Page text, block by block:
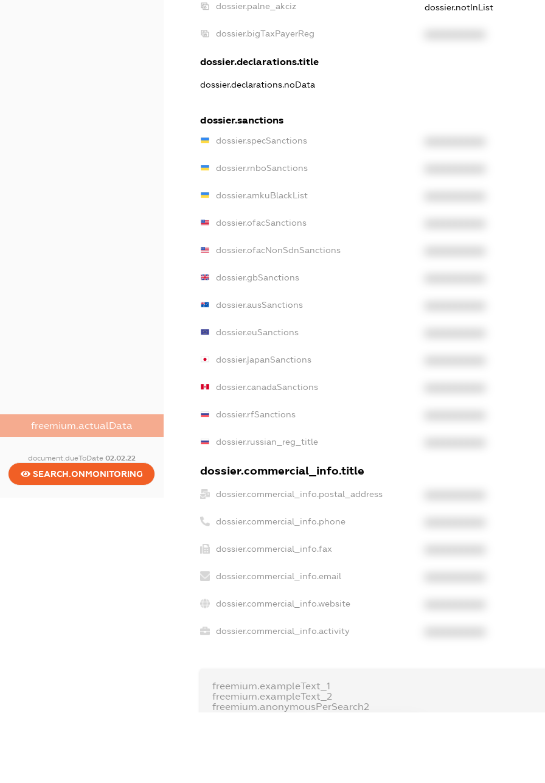
freemium.actualData
document.dueToDate 02.02.22
SEARCH.ONMONITORING
dossier.palne_akciz dossier.notInList
dossier.bigTaxPayerReg
dossier.declarations.title
dossier.declarations.noData
dossier.sanctions
dossier.specSanctions
dossier.rnboSanctions
dossier.amkuBlackList
dossier.ofacSanctions
dossier.ofacNonSdnSanctions
dossier.gbSanctions
dossier.ausSanctions
dossier.euSanctions
dossier.japanSanctions
dossier.canadaSanctions
dossier.rfSanctions
dossier.russian_reg_title
dossier.commercial_info.title
dossier.commercial_info.postal_address
dossier.commercial_info.phone
dossier.commercial_info.fax
dossier.commercial_info.email
dossier.commercial_info.website
dossier.commercial_info.activity
freemium.exampleText_1
freemium.exampleText_2
freemium.anonymousPerSearch2